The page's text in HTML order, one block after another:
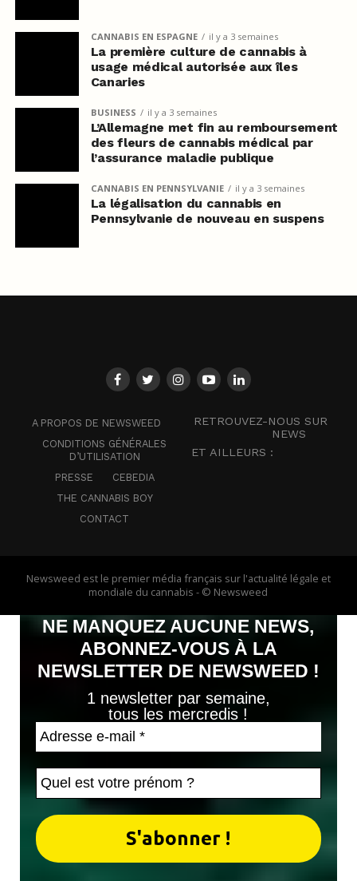
CANNABIS EN ESPAGNE il y a 3 semaines
La première culture de cannabis à
usage médical autorisée aux îles
Canaries
BUSINESS il y a 3 semaines
L’Allemagne met fin au remboursement
des fleurs de cannabis médical par
l’assurance maladie publique
CANNABIS EN PENNSYLVANIE il y a 3 semaines
La légalisation du cannabis en
Pennsylvanie de nouveau en suspens
A PROPOS DE NEWSWEED
CONDITIONS GÉNÉRALES
D’UTILISATION
PRESSE
CEBEDIA
THE CANNABIS BOY
CONTACT
RETROUVEZ-NOUS SUR
NEWS
ET AILLEURS :
Newsweed est le premier média français sur l'actualité légale et
mondiale du cannabis - © Newsweed
NE MANQUEZ AUCUNE NEWS,
ABONNEZ-VOUS À LA
NEWSLETTER DE NEWSWEED !
1 newsletter par semaine,
tous les mercredis !